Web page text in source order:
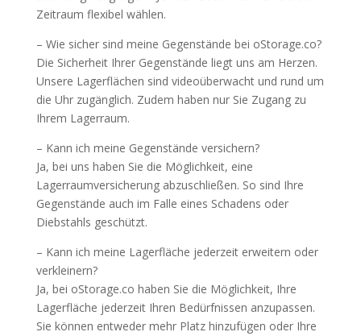
Zeitraum flexibel wählen.
– Wie sicher sind meine Gegenstände bei oStorage.co?
Die Sicherheit Ihrer Gegenstände liegt uns am Herzen.
Unsere Lagerflächen sind videoüberwacht und rund um
die Uhr zugänglich. Zudem haben nur Sie Zugang zu
Ihrem Lagerraum.
– Kann ich meine Gegenstände versichern?
Ja, bei uns haben Sie die Möglichkeit, eine
Lagerraumversicherung abzuschließen. So sind Ihre
Gegenstände auch im Falle eines Schadens oder
Diebstahls geschützt.
– Kann ich meine Lagerfläche jederzeit erweitern oder
verkleinern?
Ja, bei oStorage.co haben Sie die Möglichkeit, Ihre
Lagerfläche jederzeit Ihren Bedürfnissen anzupassen.
Sie können entweder mehr Platz hinzufügen oder Ihre